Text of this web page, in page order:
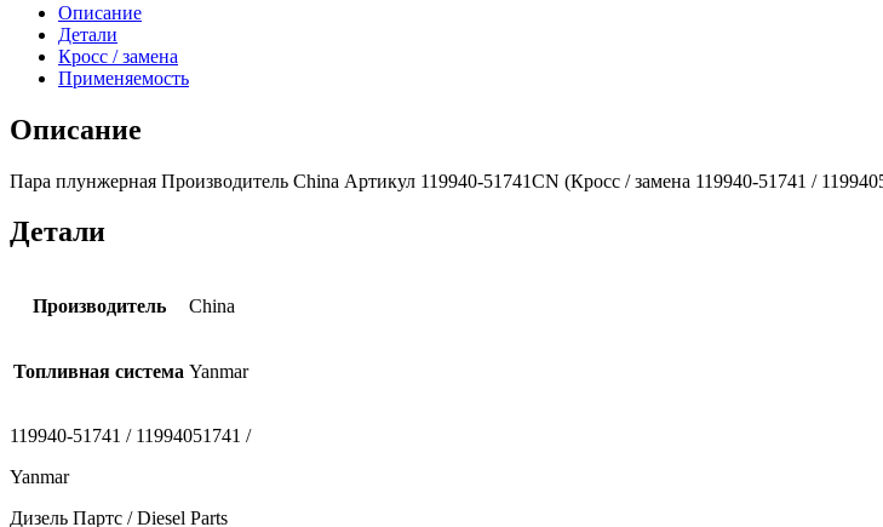
Описание
Детали
Кросс / замена
Применяемость
Описание
Пара плунжерная Производитель China Артикул 119940-51741CN (Кросс / замена 119940-51741 /
Детали
Производитель China
Топливная система Yanmar
119940-51741 / 11994051741 /
Yanmar
Дизель Партс / Diesel Parts